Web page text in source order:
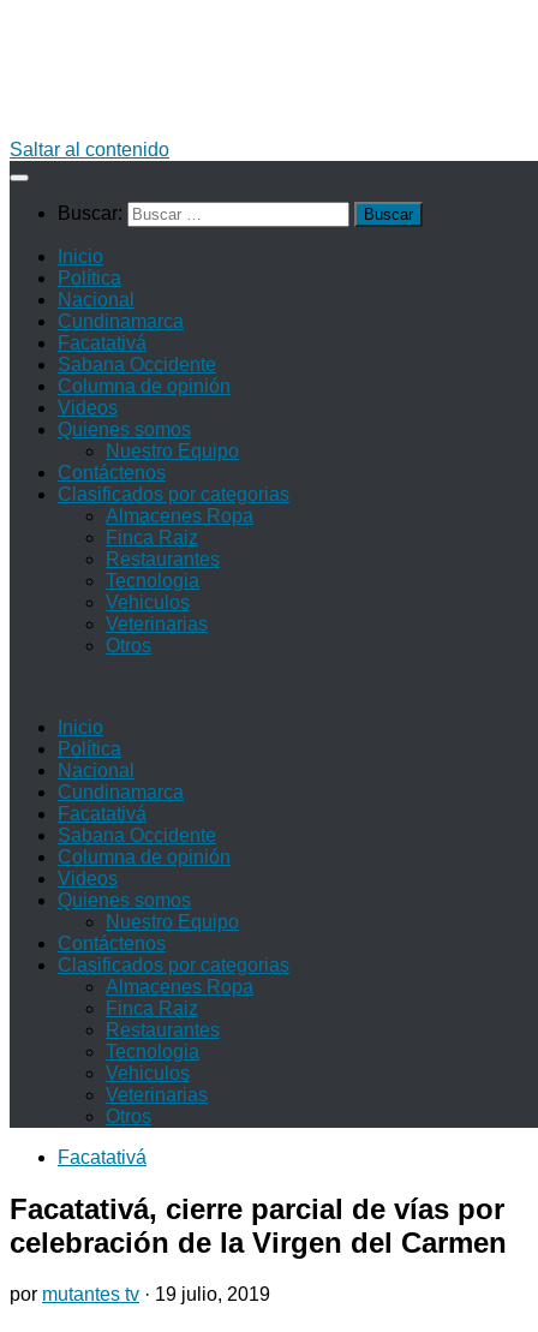
Saltar al contenido
Buscar:
Inicio
Política
Nacional
Cundinamarca
Facatativá
Sabana Occidente
Columna de opinión
Videos
Quienes somos
Nuestro Equipo
Contáctenos
Clasificados por categorias
Almacenes Ropa
Finca Raiz
Restaurantes
Tecnologia
Vehiculos
Veterinarias
Otros
Inicio
Política
Nacional
Cundinamarca
Facatativá
Sabana Occidente
Columna de opinión
Videos
Quienes somos
Nuestro Equipo
Contáctenos
Clasificados por categorias
Almacenes Ropa
Finca Raiz
Restaurantes
Tecnologia
Vehiculos
Veterinarias
Otros
Facatativá
Facatativá, cierre parcial de vías por
celebración de la Virgen del Carmen
por mutantes tv · 19 julio, 2019